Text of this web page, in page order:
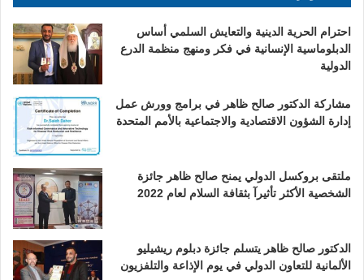
احترام الحرية الدينية والتعايش السلمي أساس
الدبلوماسية الإنسانية في فكر ومنهج منظمة الدرع
الدولية
مشاركة الدكتور صالح ظاهر في برامج وورش عمل
إدارة الشؤون الاقتصادية والاجتماعية بالأمم المتحدة
ملتقى بروكسل الدولي يمنح صالح ظاهر جائزة
الشخصية الأكثر تأثيرآ بثقافة السلام لعام 2022
الدكتور صالح ظاهر يتسلم جائزة دبلوم ريشيليو
الألمانية للتعاون الدولي في يوم الإذاعة والتلفزيون